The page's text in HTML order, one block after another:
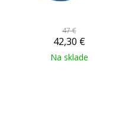
47 €
42,30 €
Na sklade